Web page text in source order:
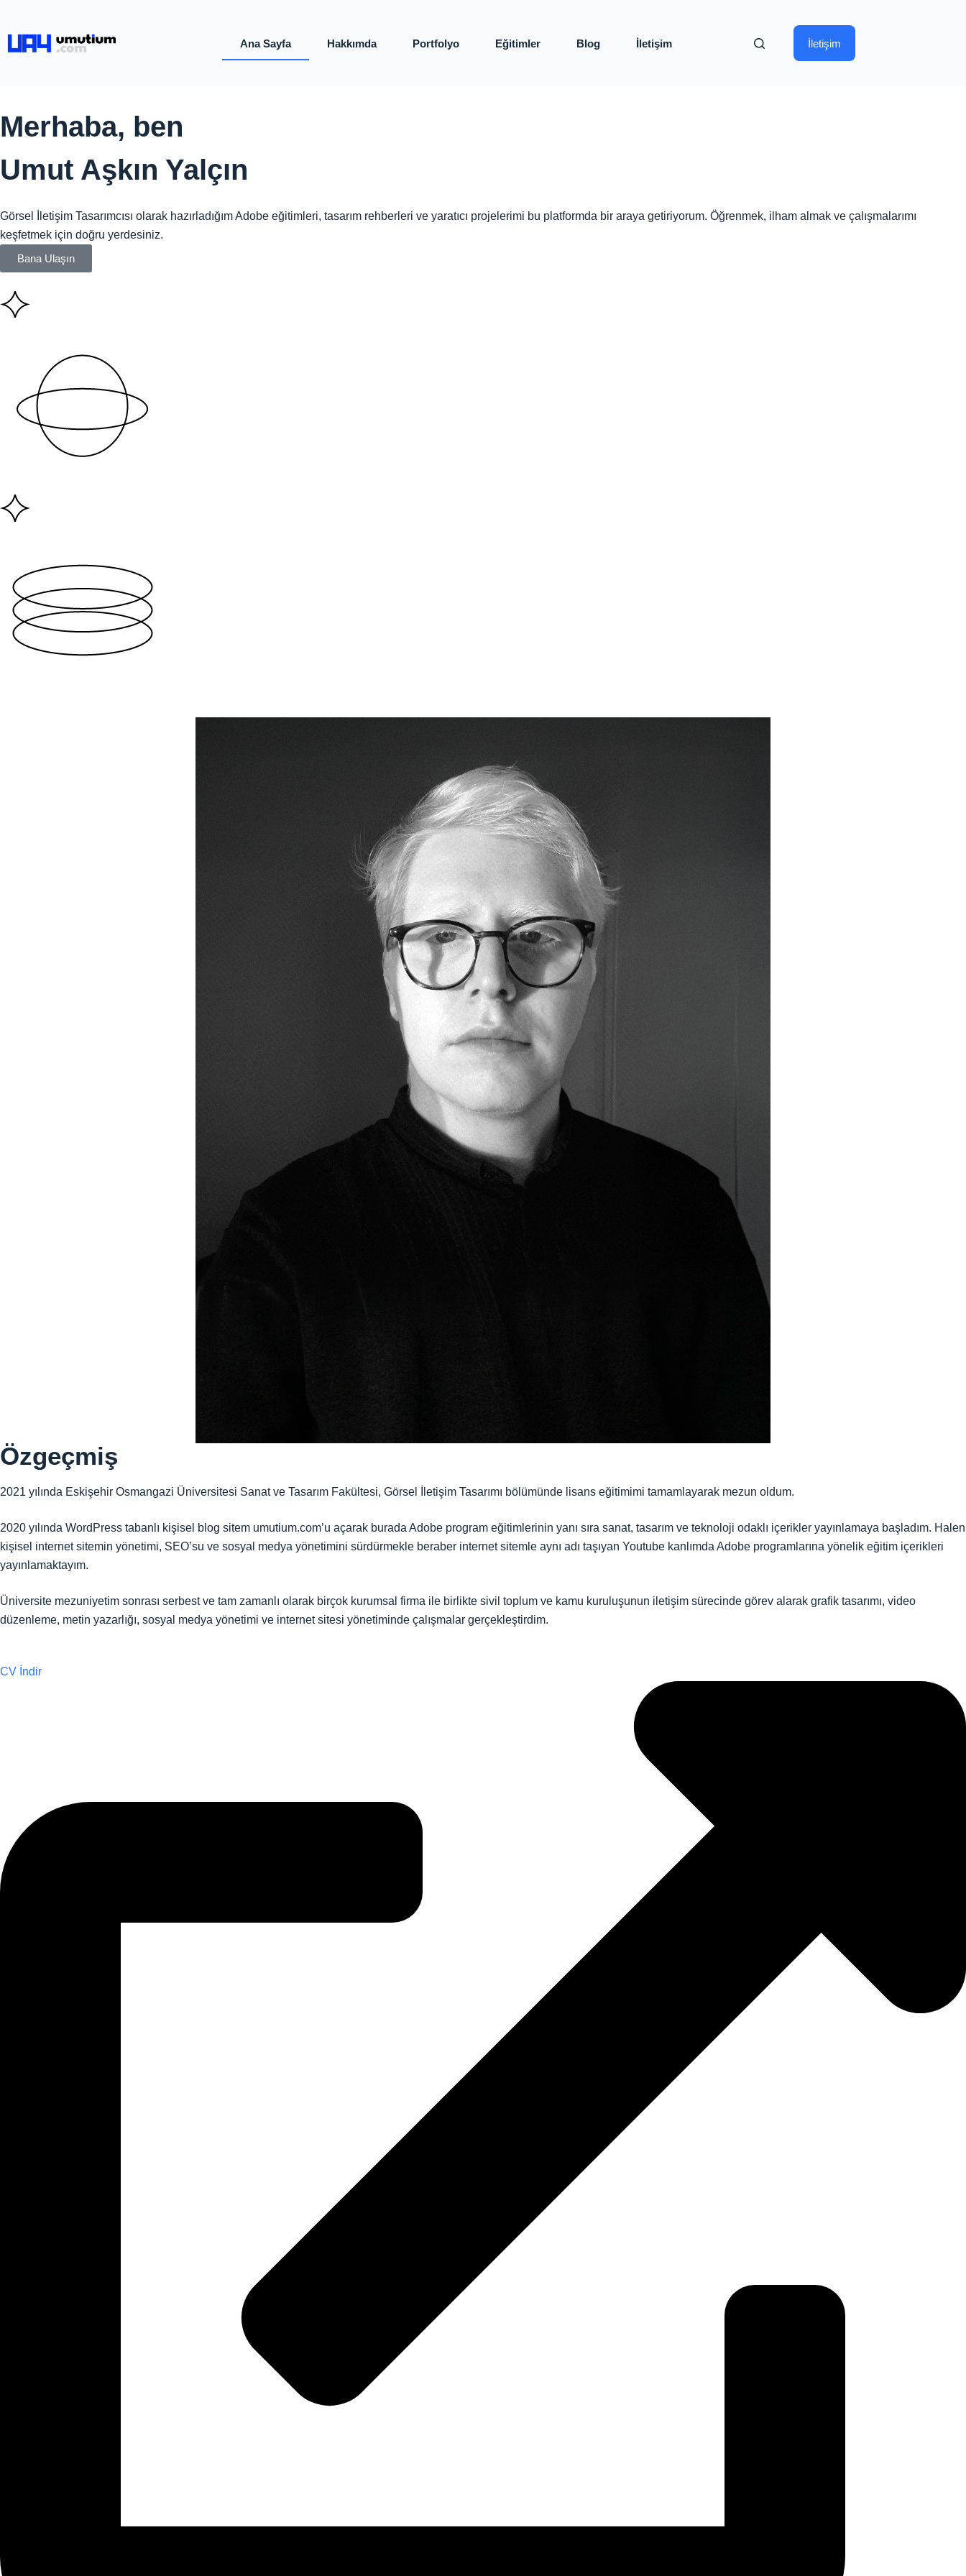
Ana Sayfa Hakkımda Portfolyo Eğitimler Blog İletişim İletişim
Merhaba, ben
Umut Aşkın Yalçın
Görsel İletişim Tasarımcısı olarak hazırladığım Adobe eğitimleri, tasarım rehberleri ve yaratıcı projelerimi bu platformda bir araya getiriyorum. Öğrenmek, ilham almak ve çalışmalarımı
keşfetmek için doğru yerdesiniz.
Bana Ulaşın
Özgeçmiş
2021 yılında Eskişehir Osmangazi Üniversitesi Sanat ve Tasarım Fakültesi, Görsel İletişim Tasarımı bölümünde lisans eğitimimi tamamlayarak mezun oldum.
2020 yılında WordPress tabanlı kişisel blog sitem umutium.com’u açarak burada Adobe program eğitimlerinin yanı sıra sanat, tasarım ve teknoloji odaklı içerikler yayınlamaya başladım. Halen
kişisel internet sitemin yönetimi, SEO’su ve sosyal medya yönetimini sürdürmekle beraber internet sitemle aynı adı taşıyan Youtube kanlımda Adobe programlarına yönelik eğitim içerikleri
yayınlamaktayım.
Üniversite mezuniyetim sonrası serbest ve tam zamanlı olarak birçok kurumsal firma ile birlikte sivil toplum ve kamu kuruluşunun iletişim sürecinde görev alarak grafik tasarımı, video
düzenleme, metin yazarlığı, sosyal medya yönetimi ve internet sitesi yönetiminde çalışmalar gerçekleştirdim.
CV İndir